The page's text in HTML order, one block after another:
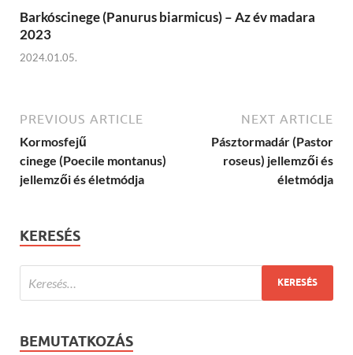
Barkóscinege (Panurus biarmicus) – Az év madara
2023
2024.01.05.
PREVIOUS ARTICLE
Kormosfejű
cinege (Poecile montanus)
jellemzői és életmódja
NEXT ARTICLE
Pásztormadár (Pastor
roseus) jellemzői és
életmódja
KERESÉS
BEMUTATKOZÁS